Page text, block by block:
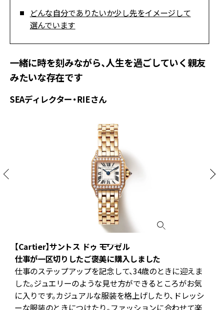
どんな自分でありたいか少し先をイメージして
選んでいます
一緒に時を刻みながら、人生を過ごしていく親友
みたいな存在です
SEAディレクター・RIEさん
【Cartier】サントス ドゥ モワゼル
仕事が一区切りしたご褒美に購入しました
仕事のステップアップを記念して、34歳のときに迎えま
した。ジュエリーのような見せ方ができるところがお気
に入りです。カジュアルな服装を格上げしたり、ドレッシ
ーな服装のときにつけたり。ファッションに合わせて楽